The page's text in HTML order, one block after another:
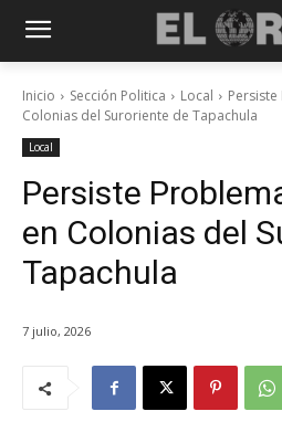
Inicio Sección Politica Local
Colonias del Suroriente de Tapachula
Local
Persiste
en Colonias del
Tapachula
7 julio, 2026